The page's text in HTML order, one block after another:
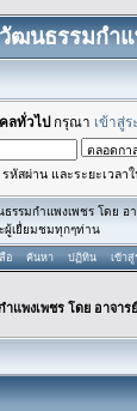
ฒนธรรมกำ
ลทั่วไปกรุณา เข้าสู่ร
หัสผ่าน และระยะเวลา
รรมกำแพงเพชร โดย อ
ผู้เยื่ยมชมทุกๆท่าน
อ ค้นหา ปฏิทิน เข้า
แพงเพชร โดย อาจาร